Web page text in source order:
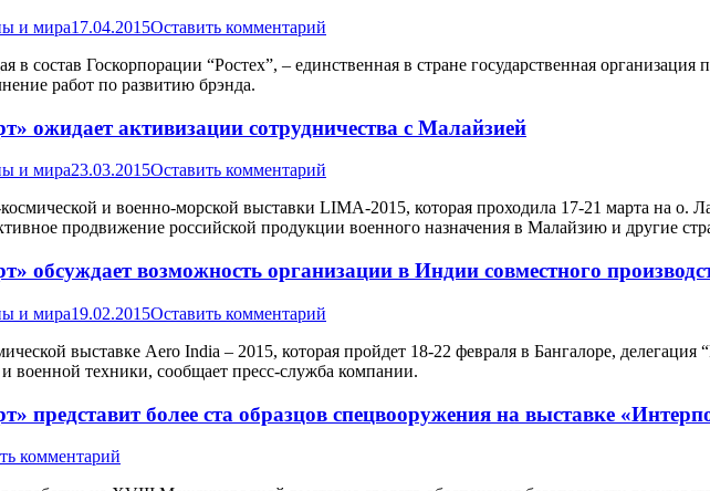
и мира17.04.2015Оставить комментарий
в состав Госкорпорации “Ростех”, – единственная в стране государственная
работ по развитию брэнда.
ожидает активизации сотрудничества с Малайзией
и мира23.03.2015Оставить комментарий
и военно-морской выставки LIMA-2015, которая проходила 17-21 марта на о.
продвижение российской продукции военного назначения в Малайзию и другие
обсуждает возможность организации в Индии совместного
и мира19.02.2015Оставить комментарий
выставке Aero India – 2015, которая пройдет 18-22 февраля в Бангалоре, делегация
военной техники, сообщает пресс-служба компании.
представит более ста образцов спецвооружения на выставке
комментарий